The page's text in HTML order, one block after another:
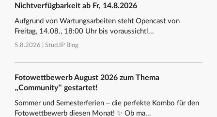
Nichtverfügbarkeit ab Fr, 14.8.2026
Aufgrund von Wartungsarbeiten steht Opencast von
Freitag, 14.08., 18:00 Uhr bis voraussichtl...
5.8.2026 | Stud.IP Blog
Fotowettbewerb August 2026 zum Thema
„Community“ gestartet!
Sommer und Semesterferien – die perfekte Kombo für den
Fotowettbewerb diesen Monat! ✨ Ob ma...